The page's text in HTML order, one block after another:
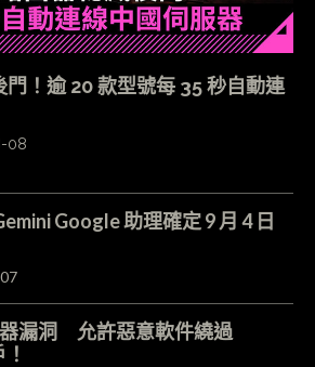
門！逾 20 款型號每 35 秒自動連
08
Google 助理確定 9 月 4 日
漏洞 允許惡意軟件繞過